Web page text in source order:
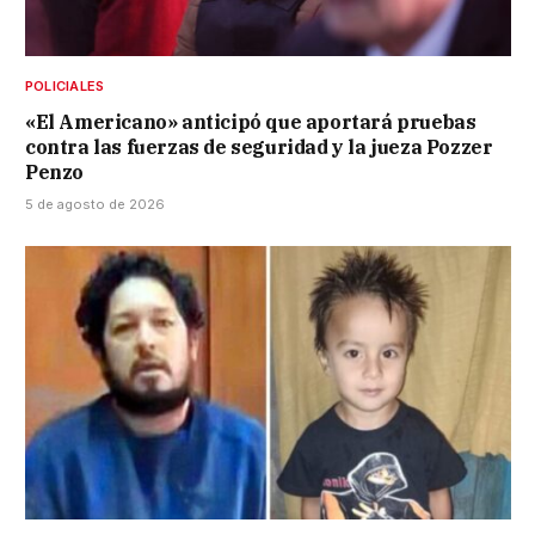
POLICIALES
«El Americano» anticipó que aportará pruebas
contra las fuerzas de seguridad y la jueza Pozzer
Penzo
5 de agosto de 2026